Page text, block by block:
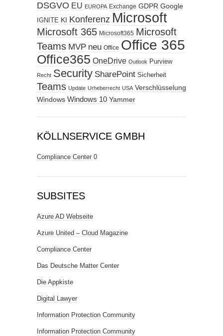
DSGVO EU EUROPA Exchange GDPR Google
IGNITE KI Konferenz Microsoft
Microsoft 365 Microsoft365 Microsoft
Teams MVP neu Office Office 365
Office365 OneDrive Outlook Purview
Recht Security SharePoint Sicherheit
Teams Update Urheberrecht USA Verschlüsselung
Windows Windows 10 Yammer
KÖLLNSERVICE GMBH
Compliance Center 0
SUBSITES
Azure AD Webseite
Azure United – Cloud Magazine
Compliance Center
Das Deutsche Matter Center
Die Appkiste
Digital Lawyer
Information Protection Community
Information Protection Community